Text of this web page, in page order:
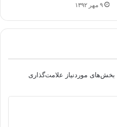
۹ مهر ۱۳۹۲
بخش‌های موردنیاز علامت‌گذاری